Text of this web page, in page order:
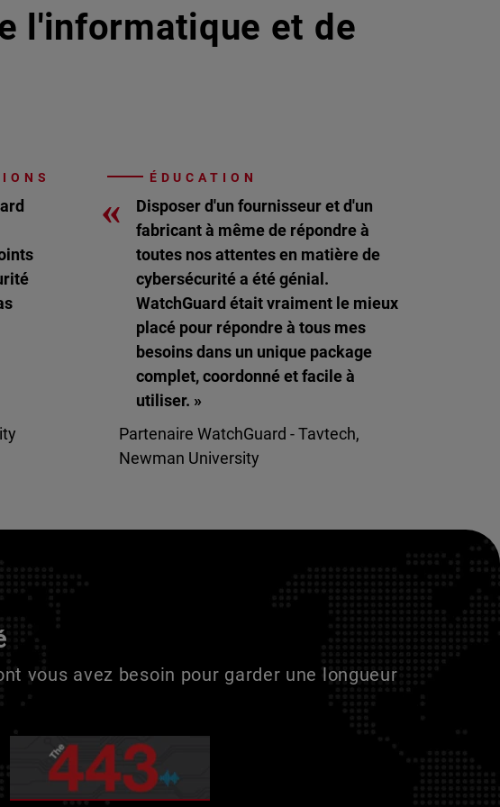
l'informatique et de
ÉDUCATION
«
Disposer d'un fournisseur et d'un
fabricant à même de répondre à
toutes nos attentes en matière de
cybersécurité a été génial.
WatchGuard était vraiment le mieux
placé pour répondre à tous mes
besoins dans un unique package
complet, coordonné et facile à
utiliser. »
Partenaire WatchGuard - Tavtech,
Newman University
vous avez besoin pour garder une longueur